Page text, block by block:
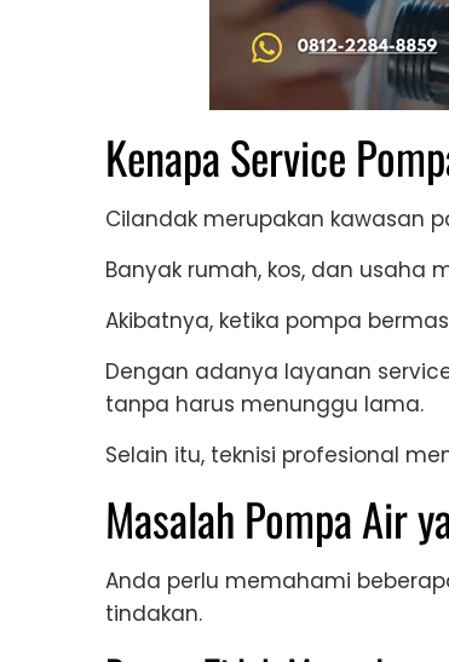
Kenapa Service
Cilandak merupakan kawasan
Banyak rumah, kos, dan
Akibatnya, ketika pompa
Dengan adanya layanan
tanpa harus menunggu lama.
Selain itu, teknisi profesional
Masalah Pompa Air
Anda perlu memahami
tindakan.